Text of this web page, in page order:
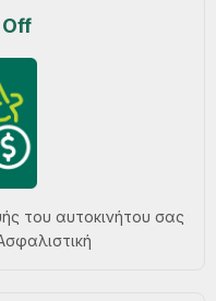
του αυτοκινήτου σας